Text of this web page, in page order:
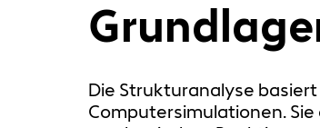
Die Strukturanalyse
Computersimulationen.